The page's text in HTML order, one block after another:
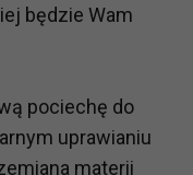
będzie Wam
pociechę do
uprawianiu
materii